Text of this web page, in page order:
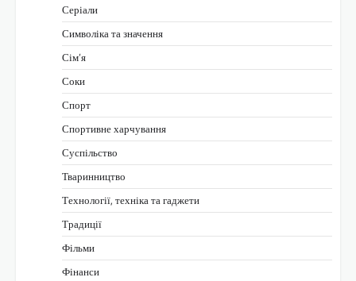
Серіали
Символіка та значення
Сім’я
Соки
Спорт
Спортивне харчування
Суспільство
Тваринництво
Технології, техніка та гаджети
Традиції
Фільми
Фінанси